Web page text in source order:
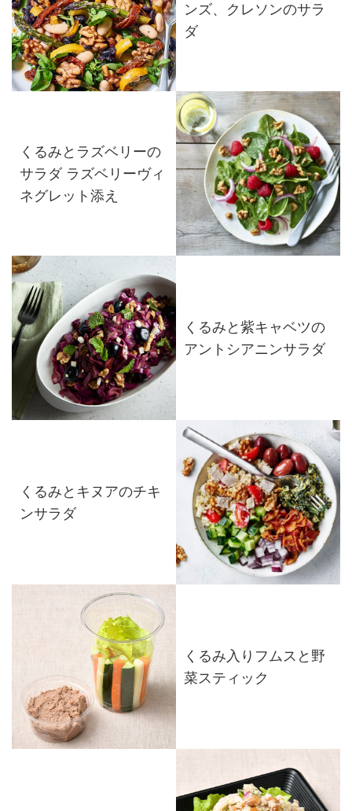
ンズ、クレソンのサラ
ダ
くるみとラズベリーの
サラダ ラズベリーヴィ
ネグレット添え
くるみと紫キャベツの
アントシアニンサラダ
くるみとキヌアのチキ
ンサラダ
くるみ入りフムスと野
菜スティック